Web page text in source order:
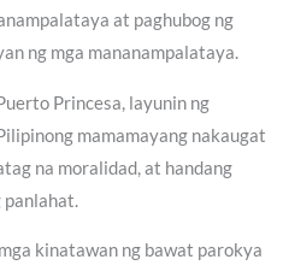
at paghubog ng
ng mga mananampalataya.
Princesa, layunin ng
mamamayang nakaugat
na moralidad, at handang
panlahat.
kinatawan ng bawat parokya